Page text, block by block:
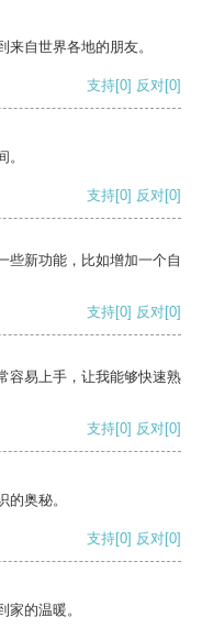
自世界各地的朋友。
支持[0] 反对[0]
支持[0] 反对[0]
些新功能，比如增加一个自
支持[0] 反对[0]
容易上手，让我能够快速熟
支持[0] 反对[0]
奥秘。
支持[0] 反对[0]
的温暖。